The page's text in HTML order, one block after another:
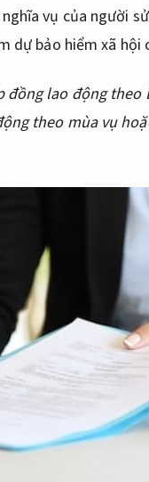
vụ của người
dự bảo hiểm xã hội
đồng lao động theo
theo mùa vụ